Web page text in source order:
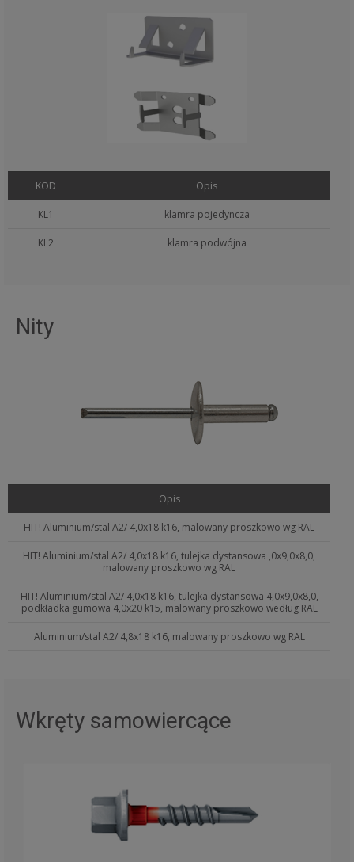
KOD Opis
KL1 klamra pojedyncza
KL2 klamra podwójna
Nity
Opis
HIT! Aluminium/stal A2/ 4,0x18 k16, malowany proszkowo wg RAL
HIT! Aluminium/stal A2/ 4,0x18 k16, tulejka dystansowa ,0x9,0x8,0,
malowany proszkowo wg RAL
HIT! Aluminium/stal A2/ 4,0x18 k16, tulejka dystansowa 4,0x9,0x8,0,
podkładka gumowa 4,0x20 k15, malowany proszkowo według RAL
Aluminium/stal A2/ 4,8x18 k16, malowany proszkowo wg RAL
Wkręty samowiercące